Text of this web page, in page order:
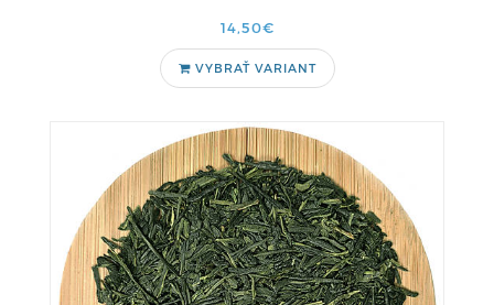
14,50€
VYBRAŤ VARIANT